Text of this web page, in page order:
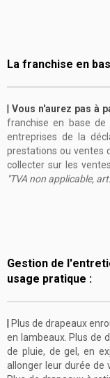
La franchise en
|Vous n'aurez pas à
franchise en base de
entreprises de la
prestations ou ventes
collecter sur les
"TVA non applicable,
Gestion de
usage pratique :
Plus de drapeaux
en lambeaux. Plus de
de pluie, de gel, en
allonger leur durée de